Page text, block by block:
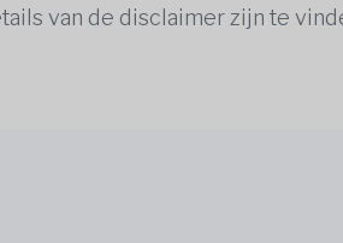
van de disclaimer zijn te